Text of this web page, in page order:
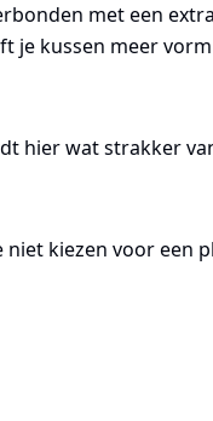
met een
je kussen meer
hier wat strakker
kiezen voor een